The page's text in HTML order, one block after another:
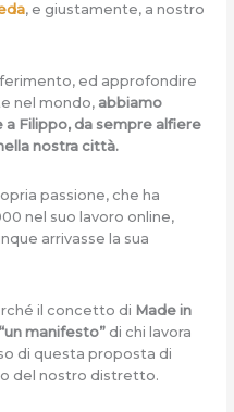
, e giustamente, a nostro
ed approfondire
nel mondo, abbiamo
Filippo, da sempre alfiere
nostra città.
passione, che ha
nel suo lavoro online,
arrivasse la sua
il concetto di Made in
manifesto”di chi lavora
di questa proposta di
del nostro distretto.